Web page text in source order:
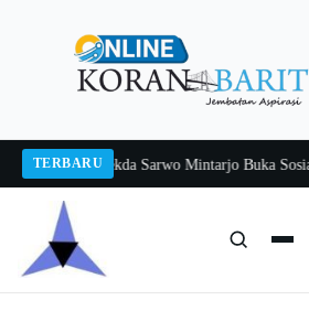
TERBARU
2026Pj Sekda Sarwo Mintarjo Buka